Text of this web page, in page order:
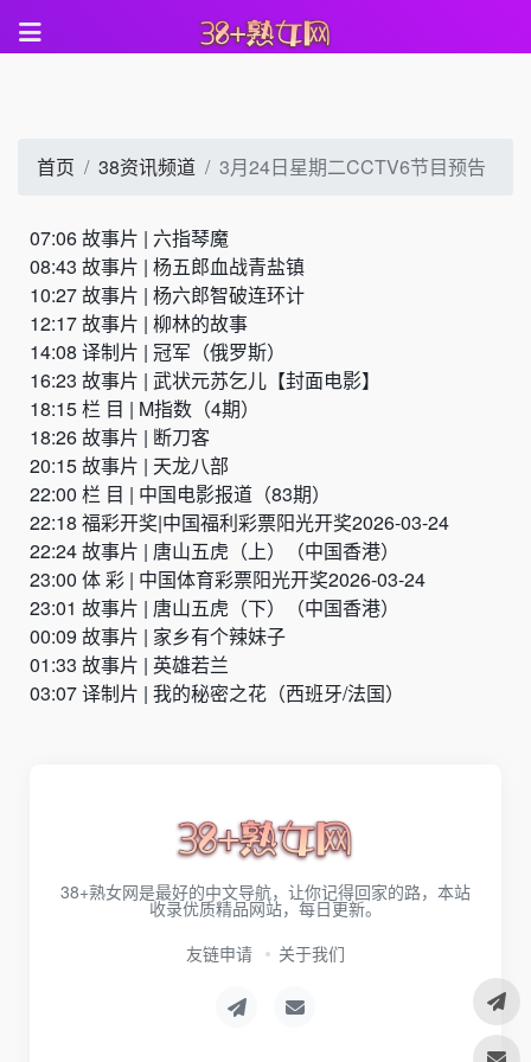
首页 38资讯频道 3月24日星期二CCTV6节目预告
07:06 故事片 | 六指琴魔
08:43 故事片 | 杨五郎血战青盐镇
10:27 故事片 | 杨六郎智破连环计
12:17 故事片 | 柳林的故事
14:08 译制片 | 冠军（俄罗斯）
16:23 故事片 | 武状元苏乞儿【封面电影】
18:15 栏 目 | M指数（4期）
18:26 故事片 | 断刀客
20:15 故事片 | 天龙八部
22:00 栏 目 | 中国电影报道（83期）
22:18 福彩开奖|中国福利彩票阳光开奖2026-03-24
22:24 故事片 | 唐山五虎（上）（中国香港）
23:00 体 彩 | 中国体育彩票阳光开奖2026-03-24
23:01 故事片 | 唐山五虎（下）（中国香港）
00:09 故事片 | 家乡有个辣妹子
01:33 故事片 | 英雄若兰
03:07 译制片 | 我的秘密之花（西班牙/法国）
38+熟女网是最好的中文导航，让你记得回家的路，本站
收录优质精品网站，每日更新。
友链申请
关于我们